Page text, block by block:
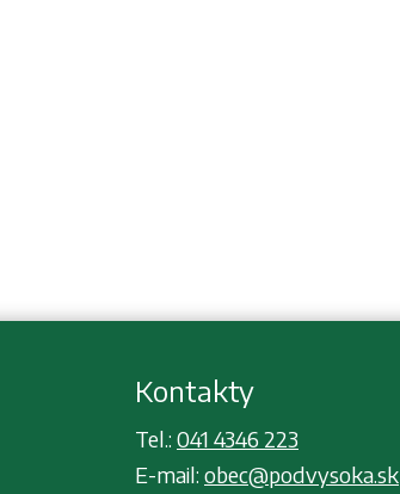
Kontakty
Tel.: 041 4346 223
E-mail: obec@podvysoka.sk